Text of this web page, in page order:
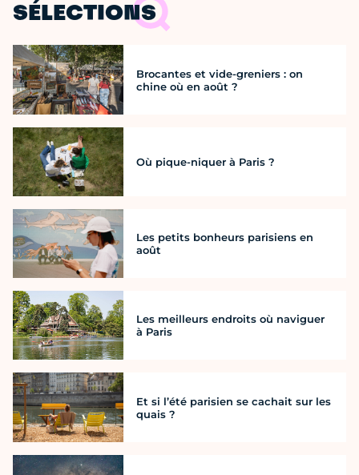
SÉLECTIONS
Brocantes et vide-greniers : on
chine où en août ?
Où pique-niquer à Paris ?
Les petits bonheurs parisiens en
août
Les meilleurs endroits où naviguer
à Paris
Et si l’été parisien se cachait sur les
quais ?